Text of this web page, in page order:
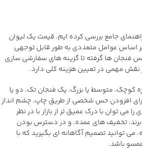
جامع بررسی کرده ایم، قیمت یک لیوان
بر اساس عوامل متعددی به طور قابل توجهی
فنجان ها گرفته تا گزینه های سفارشی سازی
نقش مهمی در تعیین هزینه کلی دارد.
کوچک، متوسط یا بزرگ، یک فنجان تک، دو یا
افزودن حس شخصی از طریق چاپ، چشم انداز
کاغذی 50 عددی را می توان با درک عمیق تر از بازار با در نظر
تخفیف های عمده، و در دسترس بودن
می توانید تصمیم آگاهانه ای بگیرید که با
باشد.